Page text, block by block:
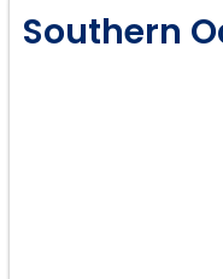
Southern